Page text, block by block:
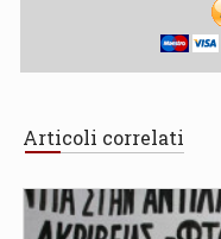
Articoli correlati